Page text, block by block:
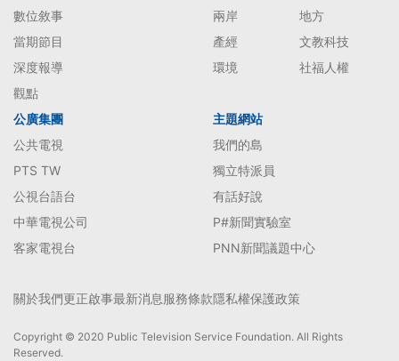
數位敘事
當期節目
深度報導
觀點
兩岸
地方
產經
文教科技
環境
社福人權
公廣集團
公共電視
PTS TW
公視台語台
中華電視公司
客家電視台
主題網站
我們的島
獨立特派員
有話好說
P#新聞實驗室
PNN新聞議題中心
關於我們更正啟事最新消息服務條款隱私權保護政策
Copyright © 2020 Public Television Service Foundation. All Rights
Reserved.